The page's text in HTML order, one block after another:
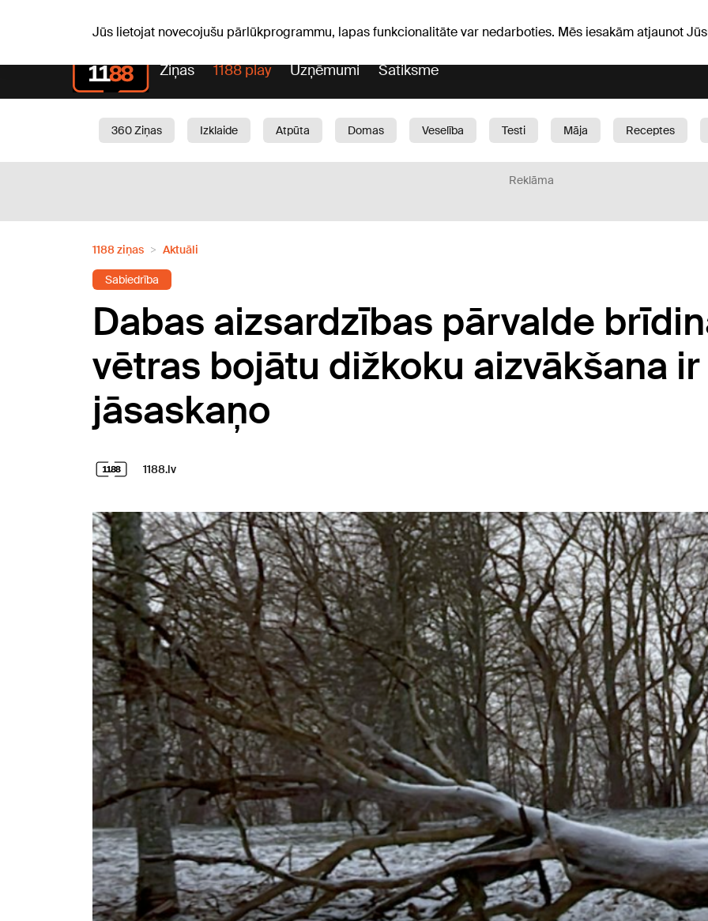
Jūs lietojat novecojušu pārlūkprogrammu, lapas funkcionalitāte var nedarboties. Mēs iesakām atjaunot
Ziņas 1188 play Uzņēmumi Satiksme
360 Ziņas Izklaide Atpūta Domas Veselība Testi Māja Receptes
Reklāma
1188 ziņas Aktuāli
Sabiedrība
Dabas aizsardzības pārvalde
vētras bojātu dižkoku aizvākšana ir
jāsaskaņo
1188.lv